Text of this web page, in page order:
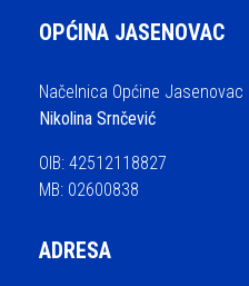
OPĆINA JASENOVAC
Načelnica Općine Jasenovac
Nikolina Srnčević
OIB: 42512118827
MB: 02600838
ADRESA